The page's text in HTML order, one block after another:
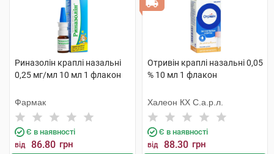
Риназолін краплі назальні
0,25 мг/мл 10 мл 1 флакон
Фармак
Є в наявності
від 86.80 грн
Отривін краплі назальні 0,05
% 10 мл 1 флакон
Халеон КХ С.а.р.л.
Є в наявності
від 88.30 грн